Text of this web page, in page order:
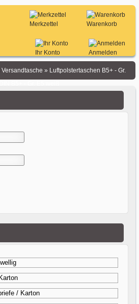
Warenkorb
Merkzettel
Anmelden
Ihr Konto
» Luftpolstertaschen B5+ - Gr.
/ Karton